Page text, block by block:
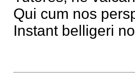
Qui cum nos
Instant belligeri